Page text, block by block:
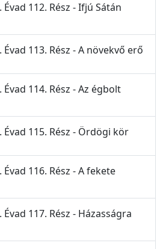
112. Rész - Ifjú Sátán
113. Rész - A növekvő erő
114. Rész - Az égbolt
Évad 115. Rész - Ördögi kör
116. Rész - A fekete
117. Rész - Házasságra